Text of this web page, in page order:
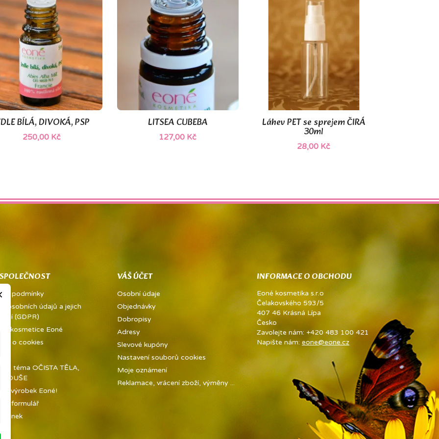
BÍLÁ, DIVOKÁ, PSP
250,00 Kč
Rychlý náhled LITSEA CUBEBA
127,00 Kč
Rychlý náhled Láhev PET se sprejem ČIRÁ
30ml
28,00 Kč
Rychlý náhled
podmínky
osobních údajů a jejich
(GDPR)
a kosmetice Eoné
o cookies
na téma OČISTA TĚLA,
A DUŠE
výrobek Eoné!
formulář
VÁŠ ÚČET
Osobní údaje
Objednávky
Dobropisy
Adresy
Slevové kupóny
Nastavení souborů cookies
Moje oznámení
Reklamace, vrácení zboží, výměny ...
INFORMACE O OBCHODU
Eoné kosmetika s.r.o
Čelakovského 593/5
407 46 Krásná Lípa
Česko
Zavolejte nám: +420 483 100 421
Napište nám: eone@eone.cz